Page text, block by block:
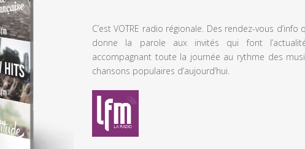
C’est VOTRE radio régionale. Des rendez-vous
donne la parole aux invités qui font
accompagnant toute la journée au rythme des
chansons populaires d’aujourd’hui.